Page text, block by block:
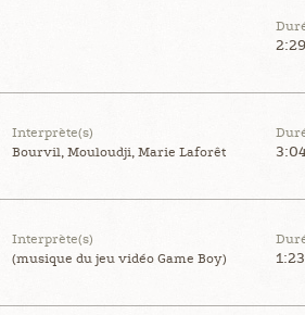
2:29
Interprète(s)
Bourvil, Mouloudji, Marie Laforêt
Interprète(s)
(musique du jeu vidéo Game Boy)
1:23